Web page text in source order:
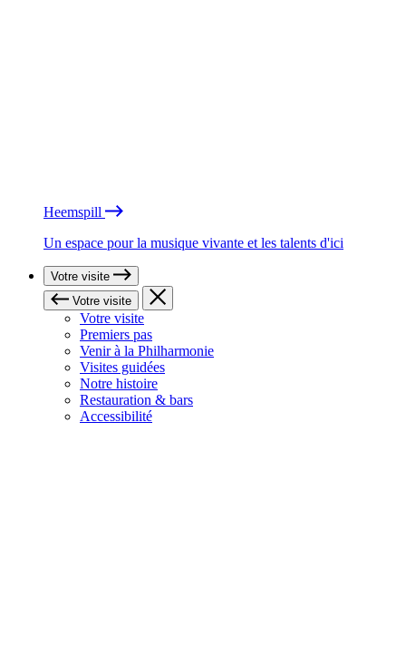
Heemspill
Un espace pour la musique vivante et les talents d'ici
Votre visite
Votre visite
Votre visite
Premiers pas
Venir à la Philharmonie
Visites guidées
Notre histoire
Restauration & bars
Accessibilité